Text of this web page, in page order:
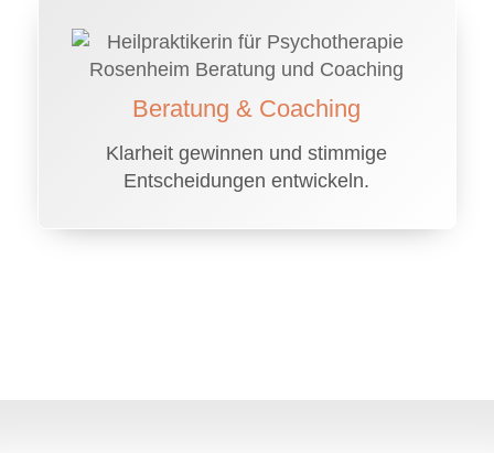
Beratung & Coaching
Klarheit gewinnen und stimmige
Entscheidungen entwickeln.